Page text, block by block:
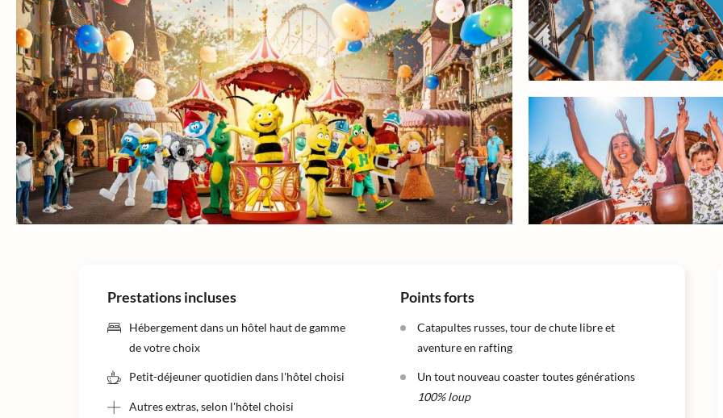
Prestations incluses
Hébergement dans un hôtel haut de gamme
de votre choix
Petit-déjeuner quotidien dans l'hôtel choisi
Autres extras, selon l'hôtel choisi
Points forts
Catapultes russes, tour de chute libre et
aventure en rafting
Un tout nouveau coaster toutes générations
100% loup